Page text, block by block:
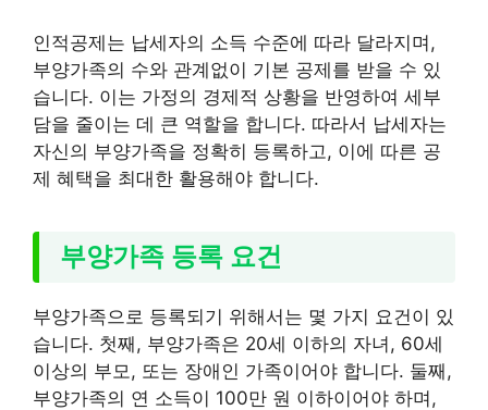
인적공제는 납세자의 소득 수준에 따라 달라지며,
부양가족의 수와 관계없이 기본 공제를 받을 수 있
습니다. 이는 가정의 경제적 상황을 반영하여 세부
담을 줄이는 데 큰 역할을 합니다. 따라서 납세자는
자신의 부양가족을 정확히 등록하고, 이에 따른 공
제 혜택을 최대한 활용해야 합니다.
부양가족 등록 요건
부양가족으로 등록되기 위해서는 몇 가지 요건이 있
습니다. 첫째, 부양가족은 20세 이하의 자녀, 60세
이상의 부모, 또는 장애인 가족이어야 합니다. 둘째,
부양가족의 연 소득이 100만 원 이하이어야 하며,